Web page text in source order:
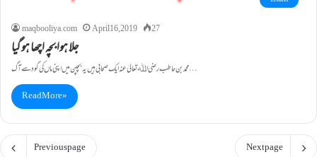
maqbooliya.com
April 16, 2019 27
جلا ہوا بچہ اچھا ہو گیا
محمد بن حاطب رضی اﷲ تعالیٰ عنہ ایک صحابی ہیں یہ بچپن میں اپنی ماں کی گود سے آگ…
Read More »
Previous page Next page